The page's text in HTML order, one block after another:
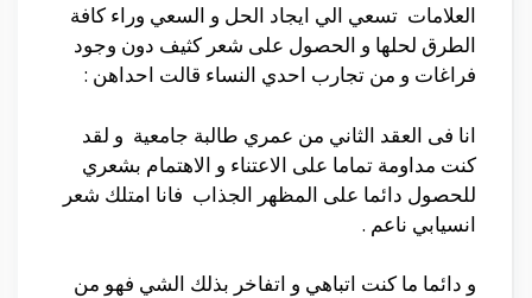
العلامات تسعي الي ايجاد الحل و السعي وراء كافة
الطرق لحلها و الحصول على شعر كثيف دون وجود
فراغات و من تجارب احدي النساء قالت احداهن :
انا فى العقد الثاني من عمري طالبة جامعية و لقد
كنت مداومة تماما على الاعتناء و الاهتمام بشعري
للحصول دائما على المظهر الجذاب فانا امتلك شعر
انسيابي ناعم .
و دائما ما كنت اتباهي و اتفاخر بذلك الشي فهو من